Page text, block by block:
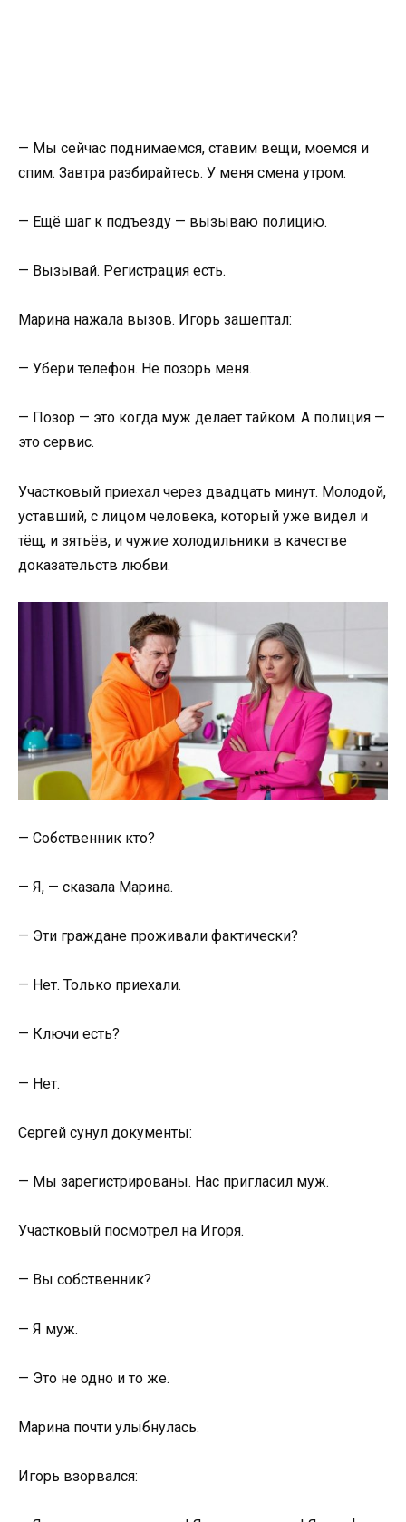
— Мы сейчас поднимаемся, ставим вещи, моемся и
спим. Завтра разбирайтесь. У меня смена утром.
— Ещё шаг к подъезду — вызываю полицию.
— Вызывай. Регистрация есть.
Марина нажала вызов. Игорь зашептал:
— Убери телефон. Не позорь меня.
— Позор — это когда муж делает тайком. А полиция —
это сервис.
Участковый приехал через двадцать минут. Молодой,
уставший, с лицом человека, который уже видел и
тёщ, и зятьёв, и чужие холодильники в качестве
доказательств любви.
— Собственник кто?
— Я, — сказала Марина.
— Эти граждане проживали фактически?
— Нет. Только приехали.
— Ключи есть?
— Нет.
Сергей сунул документы:
— Мы зарегистрированы. Нас пригласил муж.
Участковый посмотрел на Игоря.
— Вы собственник?
— Я муж.
— Это не одно и то же.
Марина почти улыбнулась.
Игорь взорвался: